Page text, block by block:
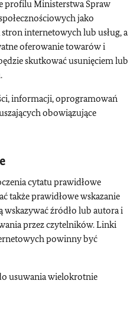
profilu Ministerstwa Spraw
jako
internetowych lub usług, a
oferowanie towarów i
skutkować usunięciem lub
informacji, oprogramowań
obowiązujące
cytatu prawidłowe
także prawidłowe wskazanie
wskazywać źródło lub autora i
przez czytelników. Linki
powinny być
usuwania wielokrotnie